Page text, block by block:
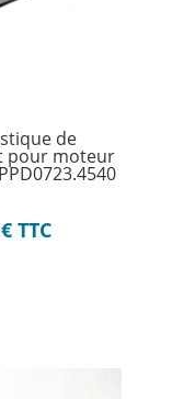
de
pour moteur
€ TTC